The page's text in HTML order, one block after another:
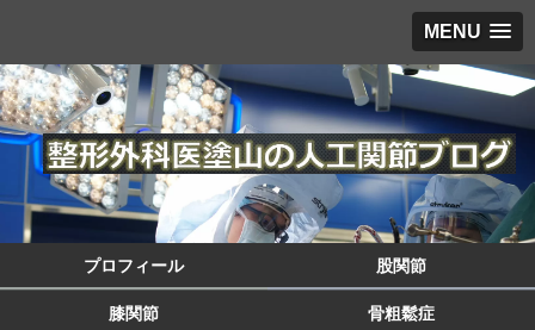
MENU
プロフィール 股関節
膝関節 骨粗鬆症